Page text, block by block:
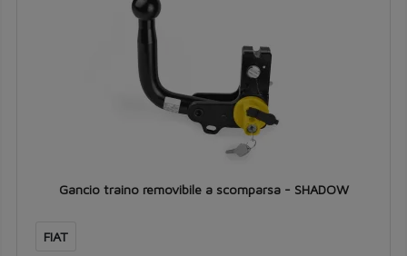
Gancio traino removibile a scomparsa - SHADOW
FIAT